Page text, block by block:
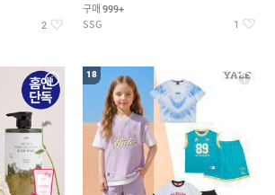
2
구매 999+
SSG 1
18